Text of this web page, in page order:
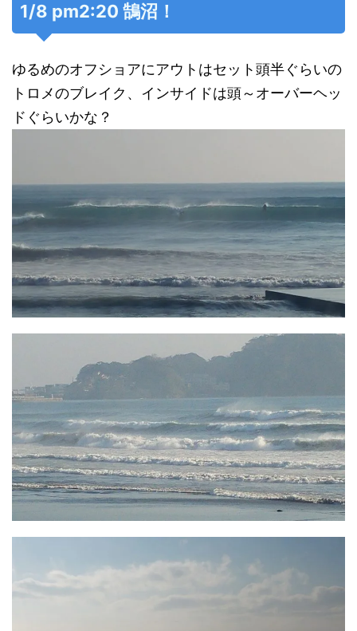
1/8 pm2:20 鵠沼！
ゆるめのオフショアにアウトはセット頭半ぐらいの
トロメのブレイク、インサイドは頭～オーバーヘッ
ドぐらいかな？